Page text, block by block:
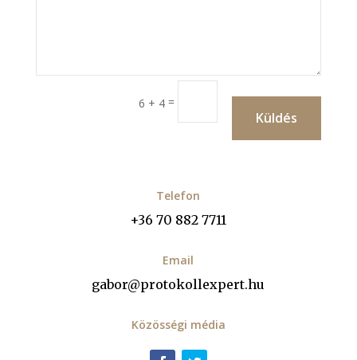
6 + 4 =
Küldés
Telefon
+36 70 882 7711
Email
gabor@protokollexpert.hu
Közösségi média